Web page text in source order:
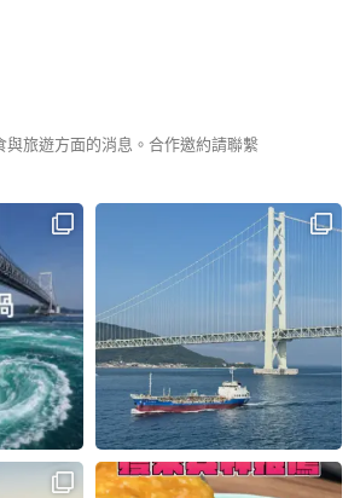
與旅遊方面的消息。合作邀約請聯繫